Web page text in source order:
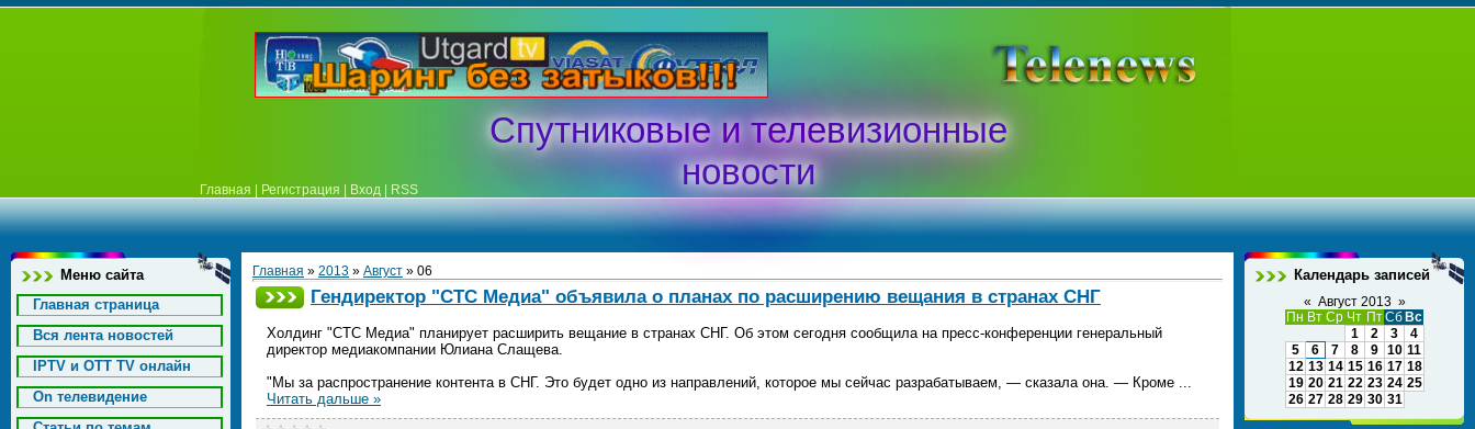
Спутниковые и телевизионные
новости
Главная Регистрация Вход RSS
Меню сайта
Главная страница
Вся лента новостей
IPTV и OTT TV онлайн
On телевидение
Главная » 2013 » Август » 06
Гендиректор "СТС Медиа" объявила о планах по расширению вещания в странах СНГ
Холдинг "СТС Медиа" планирует расширить вещание в странах СНГ. Об этом сегодня сообщила на пресс-конференции генеральный
директор медиакомпании Юлиана Слащева.
"Мы за распространение контента в СНГ. Это будет одно из направлений, которое мы сейчас разрабатываем, — сказала она. — Кроме ...
Читать дальше »
Календарь записей
« Август 2013 »
Пн Вт Ср Чт ПтСб Вс
1
2 3
4
5
6 7 8 9 10 11
12 13 14 15 16 17 18
19 20 21 22 23 24 25
26 27 28 29 30 31